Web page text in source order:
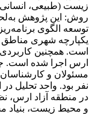
زیست (طبیعی،
روش: این پژوهش
توسعه الگوی
یکپارچه شهری مناطق
است. همچنین
ارس اجرا شده است.
نفر بود. واحد تحلیل
در منطقه آزاد ارس،
و محیط زیست، بنیاد